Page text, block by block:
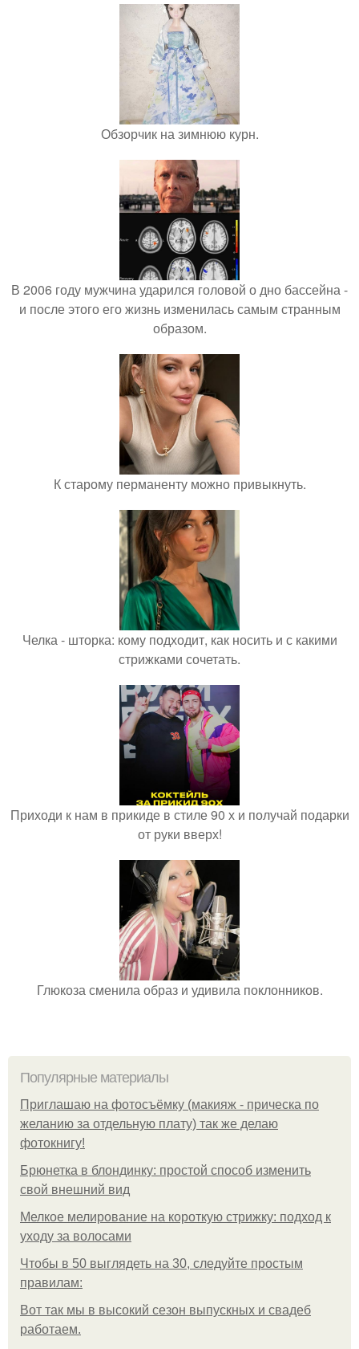
Обзорчик на зимнюю курн.
В 2006 году мужчина ударился головой о дно бассейна -
и после этого его жизнь изменилась самым странным
образом.
К старому перманенту можно привыкнуть.
Челка - шторка: кому подходит, как носить и с какими
стрижками сочетать.
Приходи к нам в прикиде в стиле 90 х и получай подарки
от руки вверх!
Глюкоза сменила образ и удивила поклонников.
Популярные материалы
Приглашаю на фотосъёмку (макияж - прическа по
желанию за отдельную плату) так же делаю
фотокнигу!
Брюнетка в блондинку: простой способ изменить
свой внешний вид
Мелкое мелирование на короткую стрижку: подход к
уходу за волосами
Чтобы в 50 выглядеть на 30, следуйте простым
правилам:
Вот так мы в высокий сезон выпускных и свадеб
работаем.